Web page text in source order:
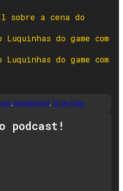
sobre a cena do
do game com
do game com
, Resident Evil, TV de Tubo
podcast!